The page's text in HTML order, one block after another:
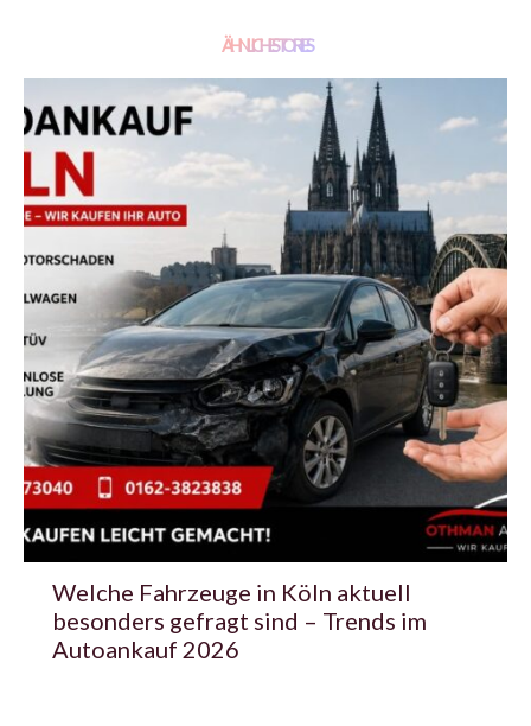
ÄHNLICHE STORIES
Welche Fahrzeuge in Köln aktuell
besonders gefragt sind – Trends im
Autoankauf 2026